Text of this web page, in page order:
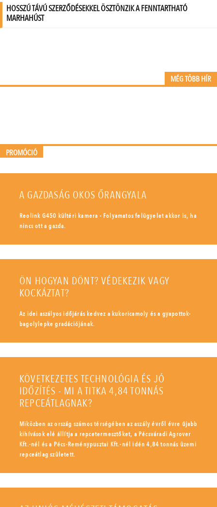
MÉG TÖBB HÍR
PROMÓCIÓ
A GAZDASÁG OKOS ŐRANGYALA
Reolink G450 kültéri kamera - Folyamatos felügyelet akkor is, ha
nincs ott a gazda.
ÖN HOGYAN DÖNT? VÉDEKEZIK VAGY
KOCKÁZTAT?
Az idei aszályos időjárás kedvez a kukoricamoly és a gyapottok-
bagolylepke gradációjának.
KÖVETKEZETES TECHNOLÓGIA ÉS JÓ
IDŐZÍTÉS - MI A TITKA 4,84 TONNÁS
REPCEÁTLAGNAK?
Miközben az ország számos térségében az aszály évről évre újabb
kihívások elé állítja a repcetermesztőket, a Pécsváradi Agrover
Kft.-nél és a Pécs-Reménypusztai Kft.-nél idén 4,84 tonnás üzemi
repceátlag született.